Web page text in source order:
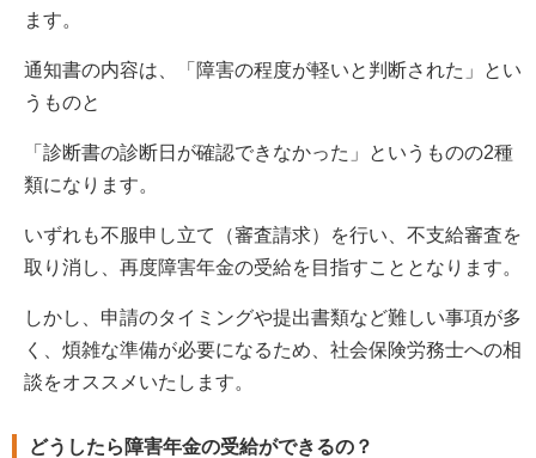
ます。
通知書の内容は、「障害の程度が軽いと判断された」とい
うものと
「診断書の診断日が確認できなかった」というものの2種
類になります。
いずれも不服申し立て（審査請求）を行い、不支給審査を
取り消し、再度障害年金の受給を目指すこととなります。
しかし、申請のタイミングや提出書類など難しい事項が多
く、煩雑な準備が必要になるため、社会保険労務士への相
談をオススメいたします。
どうしたら障害年金の受給ができるの？